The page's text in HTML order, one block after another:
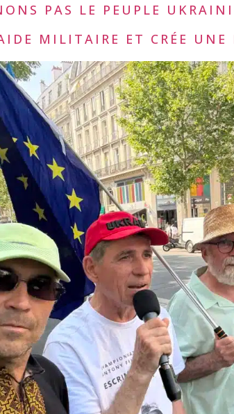
PAS LE PEUPLE
MILITAIRE ET CRÉE